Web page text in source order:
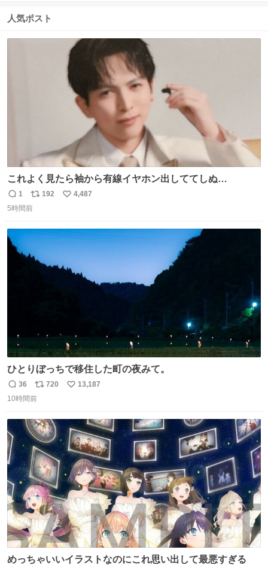
数
ス
人気ポスト
これよく見たら袖から有線イヤホン出しててしぬ
wwwwwwwwww
返
信
1
リ
ポ
ト
192
い
数
4,487
5時間前
ひとりぼっちで移住した町の夜みて。
返
信
36
リ
ポ
ト
数
720
い
数
13,187
10時間前
めっちゃいいイラストなのにこれ思い出して最悪すぎる